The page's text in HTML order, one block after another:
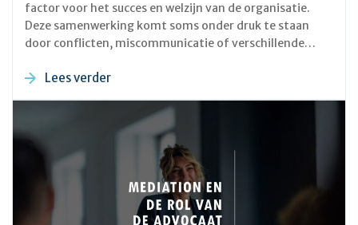
factor voor het succes en welzijn van de organisatie.
Deze samenwerking komt soms onder druk te staan
door conflicten, miscommunicatie of verschillende
communicatie niet meer goed verloopt en de belangen
uiteenlopen, kan mediation een waardevol instrument
zijn om weer tot een constructieve samenwerking te
komen.
Lees verder